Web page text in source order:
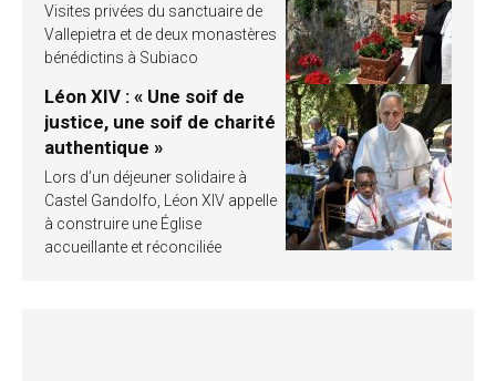
Visites privées du sanctuaire de
Vallepietra et de deux monastères
bénédictins à Subiaco
Léon XIV : « Une soif de
justice, une soif de charité
authentique »
Lors d’un déjeuner solidaire à
Castel Gandolfo, Léon XIV appelle
à construire une Église
accueillante et réconciliée